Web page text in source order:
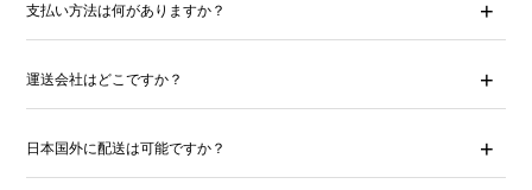
支払い方法は何がありますか？
運送会社はどこですか？
日本国外に配送は可能ですか？